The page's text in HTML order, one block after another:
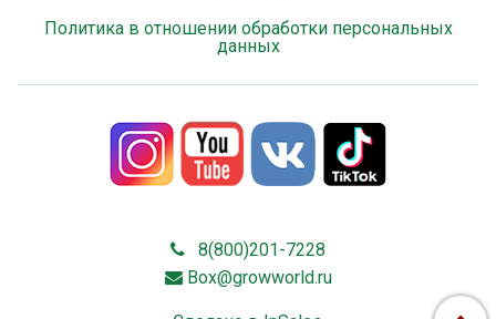
Политика в отношении обработки персональных
данных
8(800)201-7228
Box@growworld.ru